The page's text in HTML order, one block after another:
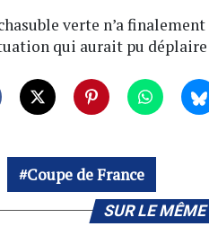
verte n’a
qui aurait pu
Coupe de France
SUR LE